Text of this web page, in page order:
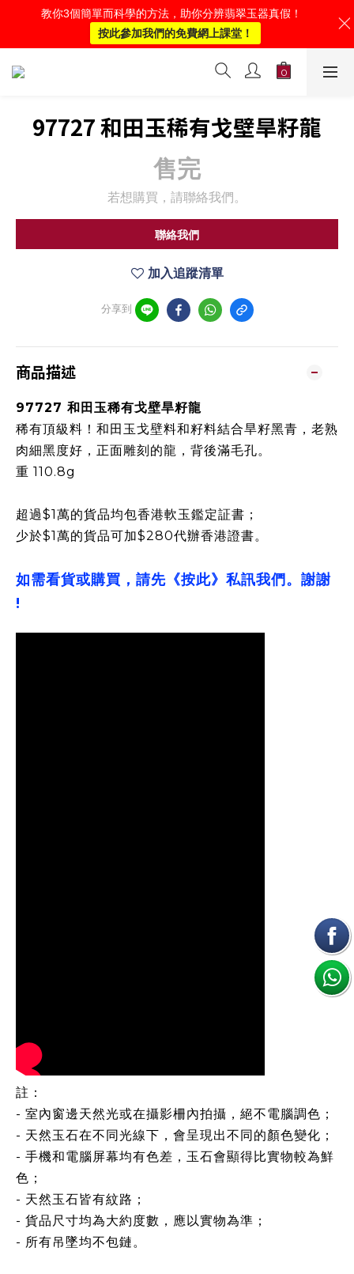
97727 和田玉稀有戈壁旱籽龍
售完
若想購買，請聯絡我們。
聯絡我們
加入追蹤清單
分享到
商品描述
97727 和田玉稀有戈壁旱籽龍
稀有頂級料！和田玉戈壁料和籽料結合旱籽黑青，老熟
肉細黑度好，正面雕刻的龍，背後滿毛孔。
重 110.8g
超過$1萬的貨品均包香港軟玉鑑定証書；
少於$1萬的貨品可加$280代辦香港證書。
如需看貨或購買，請先《按此》私訊我們。謝謝
!
註：
- 室內窗邊天然光或在攝影柵內拍攝，絕不電腦調色；
- 天然玉石在不同光線下，會呈現出不同的顏色變化；
- 手機和電腦屏幕均有色差，玉石會顯得比實物較為鮮
色；
- 天然玉石皆有紋路；
- 貨品尺寸均為大約度數，應以實物為準；
- 所有吊墜均不包鏈。
教你3個簡單而科學的方法，助你分辨翡翠玉器真假！
按此參加我們的免費網上課堂！